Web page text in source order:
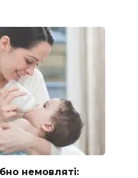
немовляті: